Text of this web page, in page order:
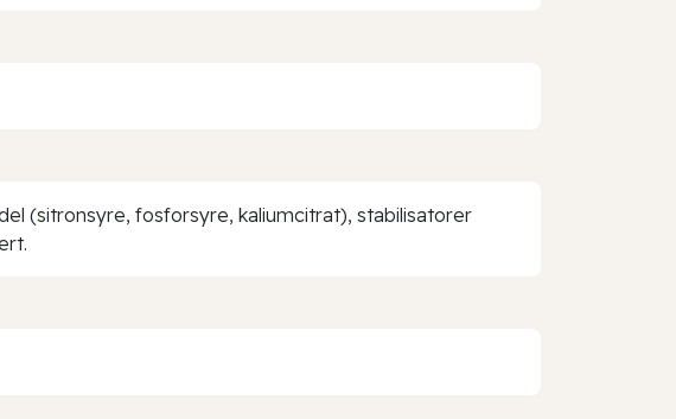
(sitronsyre, fosforsyre, kaliumcitrat), stabilisatorer